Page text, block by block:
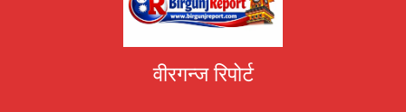
वीरगन्ज रिपोर्ट